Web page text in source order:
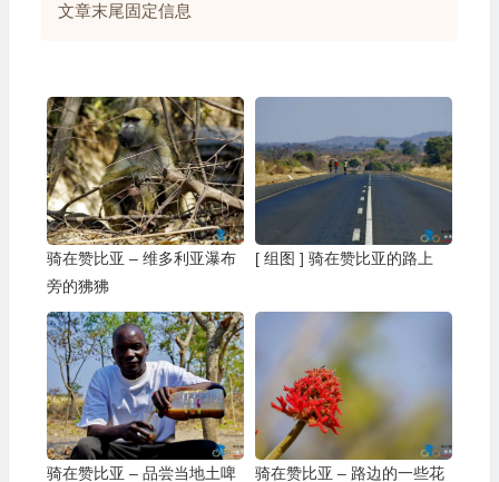
文章末尾固定信息
骑在赞比亚 – 维多利亚瀑布
旁的狒狒
[ 组图 ] 骑在赞比亚的路上
骑在赞比亚 – 品尝当地土啤
骑在赞比亚 – 路边的一些花